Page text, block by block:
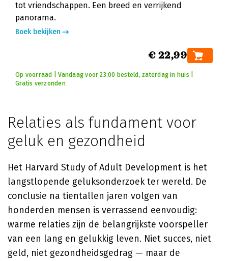
tot vriendschappen. Een breed en verrijkend
panorama.
Boek bekijken
€ 22,99
Op voorraad | Vandaag voor 23:00 besteld, zaterdag in huis |
Gratis verzonden
Relaties als fundament voor
geluk en gezondheid
Het Harvard Study of Adult Development is het
langstlopende geluksonderzoek ter wereld. De
conclusie na tientallen jaren volgen van
honderden mensen is verrassend eenvoudig:
warme relaties zijn de belangrijkste voorspeller
van een lang en gelukkig leven. Niet succes, niet
geld, niet gezondheidsgedrag — maar de